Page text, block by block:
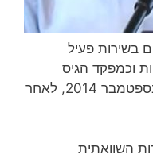
בשירות פעיל
וכמפקד הגיס
הצפוני. הוא פרש משירות פעיל בספטמבר 2014, לאחר
השוואתית